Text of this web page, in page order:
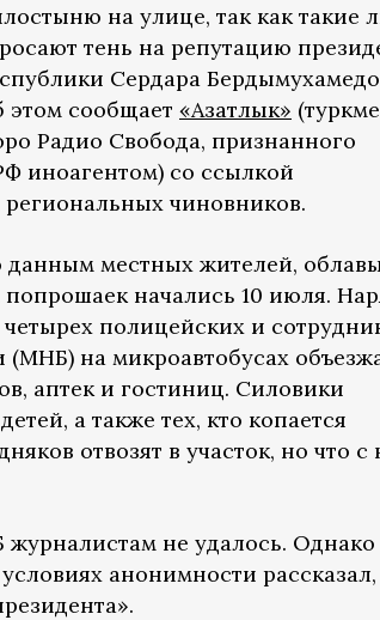
на улице, так как такие
тень на репутацию
Сердара
этом сообщает «Азатлык»
Радио Свобода, признанного
иноагентом) со ссылкой
региональных чиновников.
данным местных жителей,
попрошаек начались 10 июля.
четырех полицейских и
на микроавтобусах
аптек и гостиниц. Силовики
а также тех, кто копается
отвозят в участок, но что
не удалось. Однако
анонимности рассказал,